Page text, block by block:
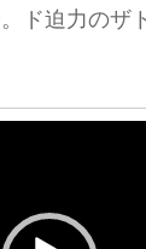
ド迫力のザ